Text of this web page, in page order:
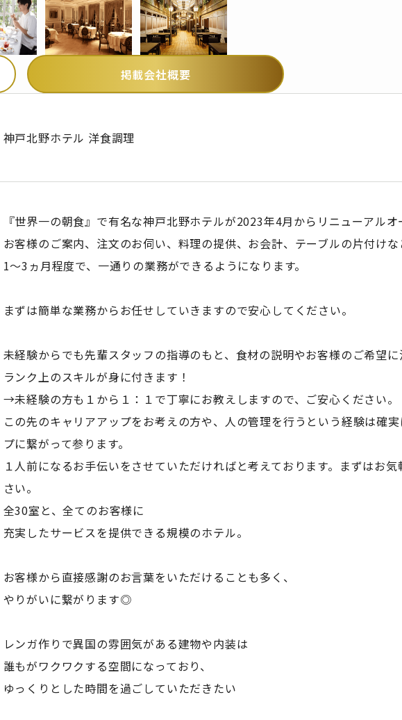
掲載会社概要
神戸北野ホテル 洋食調理
『世界一の朝食』で有名な神戸北野ホテルが2023年4月からリニューアルオ
お客様のご案内、注文のお伺い、料理の提供、お会計、テーブルの片付けな
1～3ヵ月程度で、一通りの業務ができるようになります。
まずは簡単な業務からお任せしていきますので安心してください。
未経験からでも先輩スタッフの指導のもと、食材の説明やお客様のご希望
ランク上のスキルが身に付きます！
→未経験の方も１から１：１で丁寧にお教えしますので、ご安心ください。
この先のキャリアアップをお考えの方や、人の管理を行うという経験は確
プに繋がって参ります。
１人前になるお手伝いをさせていただければと考えております。まずはお
さい。
全30室と、全てのお客様に
充実したサービスを提供できる規模のホテル。
お客様から直接感謝のお言葉をいただけることも多く、
やりがいに繋がります◎
レンガ作りで異国の雰囲気がある建物や内装は
誰もがワクワクする空間になっており、
ゆっくりとした時間を過ごしていただきたい